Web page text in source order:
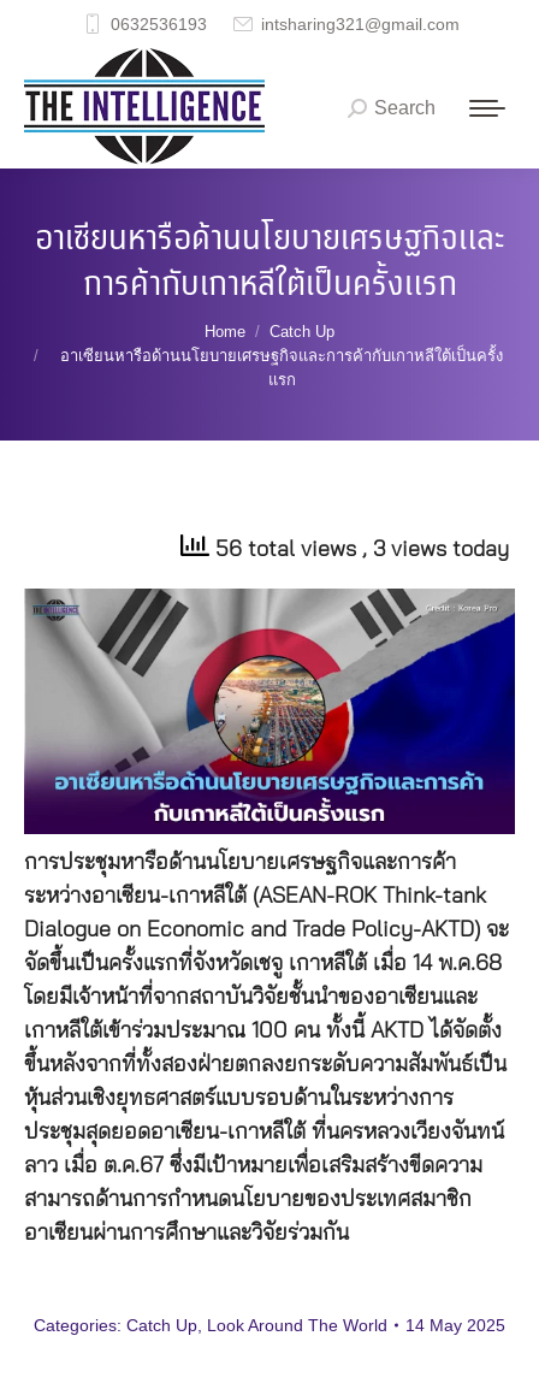
0632536193 intsharing321@gmail.com
Search:
Search
อาเซียนหารือด้านนโยบายเศรษฐกิจและ
การค้ากับเกาหลีใต้เป็นครั้งแรก
Home
Catch Up
อาเซียนหารือด้านนโยบายเศรษฐกิจและการค้ากับเกาหลีใต้เป็นครั้ง
แรก
56 total views , 3 views today
การประชุมหารือด้านนโยบายเศรษฐกิจและการค้า
ระหว่างอาเซียน-เกาหลีใต้ (ASEAN-ROK Think-tank
Dialogue on Economic and Trade Policy-AKTD) จะ
จัดขึ้นเป็นครั้งแรกที่จังหวัดเชจู เกาหลีใต้ เมื่อ 14 พ.ค.68
โดยมีเจ้าหน้าที่จากสถาบันวิจัยชั้นนำของอาเซียนและ
เกาหลีใต้เข้าร่วมประมาณ 100 คน ทั้งนี้ AKTD ได้จัดตั้ง
ขึ้นหลังจากที่ทั้งสองฝ่ายตกลงยกระดับความสัมพันธ์เป็น
หุ้นส่วนเชิงยุทธศาสตร์แบบรอบด้านในระหว่างการ
ประชุมสุดยอดอาเซียน-เกาหลีใต้ ที่นครหลวงเวียงจันทน์
ลาว เมื่อ ต.ค.67 ซึ่งมีเป้าหมายเพื่อเสริมสร้างขีดความ
สามารถด้านการกำหนดนโยบายของประเทศสมาชิก
อาเซียนผ่านการศึกษาและวิจัยร่วมกัน
Categories: Catch Up Look Around The World 14 May 2025